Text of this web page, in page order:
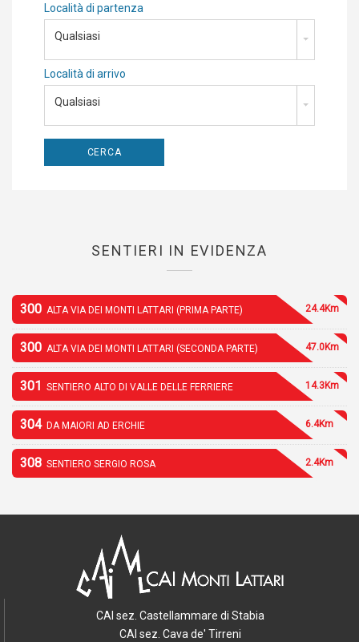
Località di partenza
Qualsiasi
Località di arrivo
Qualsiasi
SENTIERI IN EVIDENZA
300 ALTA VIA DEI MONTI LATTARI (PRIMA PARTE) 24.4Km
300 ALTA VIA DEI MONTI LATTARI (SECONDA PARTE) 47.0Km
301 SENTIERO ALTO DI VALLE DELLE FERRIERE 14.3Km
304 DA MAIORI AD ERCHIE 6.4Km
308 SENTIERO SERGIO ROSA 2.4Km
CAI sez. Castellammare di Stabia
CAI sez. Cava de' Tirreni